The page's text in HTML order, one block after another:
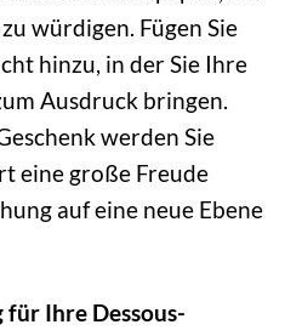
würdigen. Fügen Sie
hinzu, in der Sie Ihre
Ausdruck bringen.
werden Sie
eine große Freude
auf eine neue Ebene
Ihre Dessous-